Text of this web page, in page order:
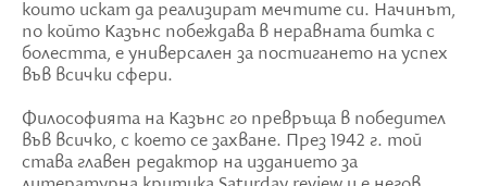
които искат да реализират мечтите си. Начинът,
по който Казънс побеждава в неравната битка с
болестта, е универсален за постигането на успех
във всички сфери.
Философията на Казънс го превръща в победител
във всичко, с което се захване. През 1942 г. той
става главен редактор на изданието за